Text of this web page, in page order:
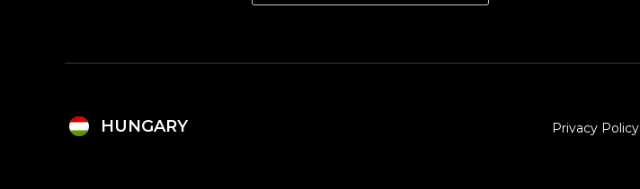
Privacy Policy
HUNGARY